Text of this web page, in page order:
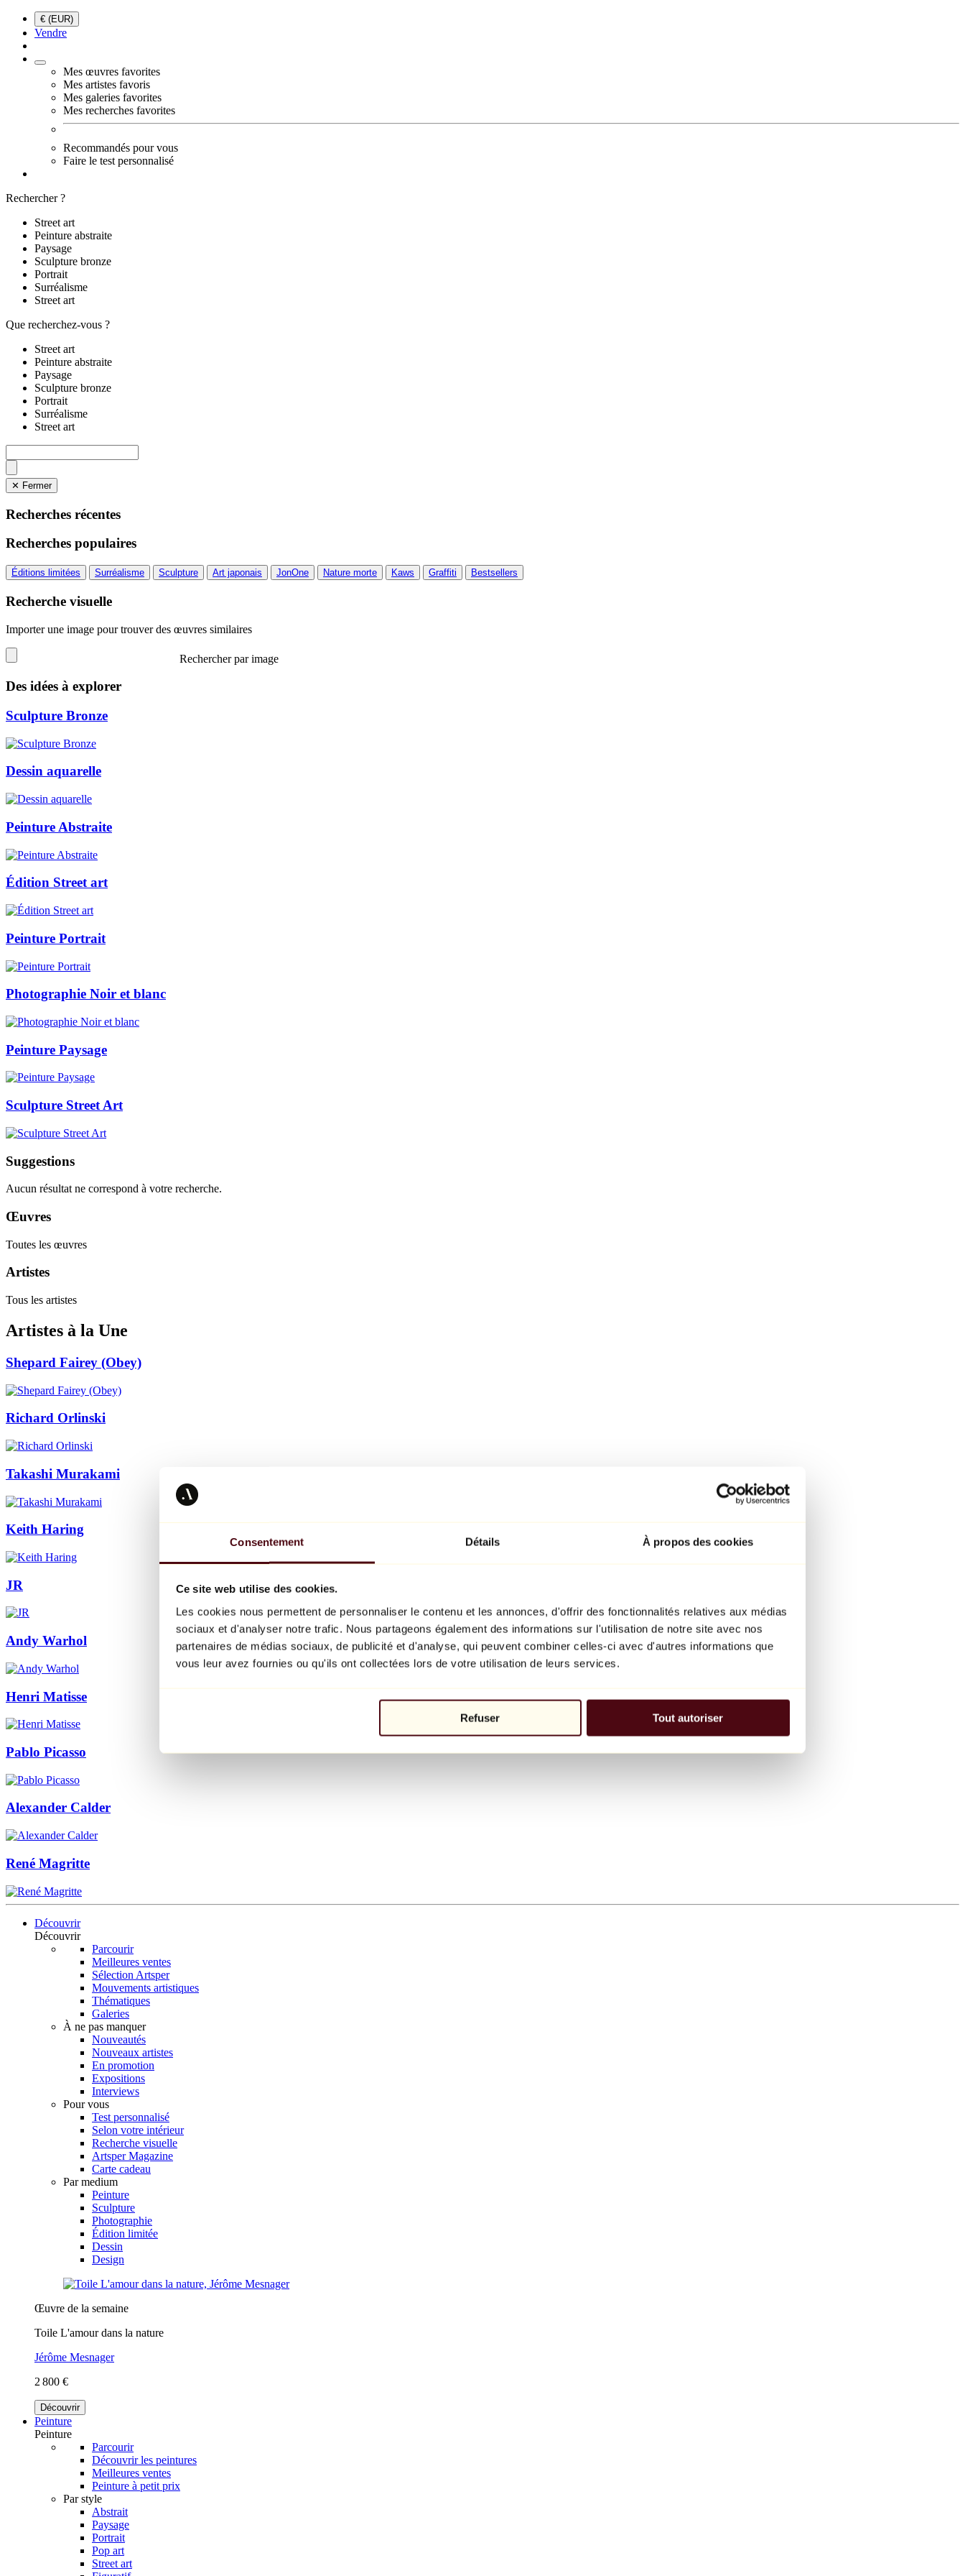
Consentement Détails À propos des cookies
Ce site web utilise des cookies.
Les cookies nous permettent de personnaliser le contenu et les annonces, d'offrir des fonctionnalités relatives aux médias
sociaux et d'analyser notre trafic. Nous partageons également des informations sur l'utilisation de notre site avec nos
partenaires de médias sociaux, de publicité et d'analyse, qui peuvent combiner celles-ci avec d'autres informations que
vous leur avez fournies ou qu'ils ont collectées lors de votre utilisation de leurs services.
Refuser Tout autoriser
€ (EUR)
Vendre
Mes œuvres favorites
Mes artistes favoris
Mes galeries favorites
Mes recherches favorites
Recommandés pour vous
Faire le test personnalisé
Rechercher ?
Street art
Peinture abstraite
Paysage
Sculpture bronze
Portrait
Surréalisme
Street art
Que recherchez-vous ?
Street art
Peinture abstraite
Paysage
Sculpture bronze
Portrait
Surréalisme
Street art
✕ Fermer
Recherches récentes
Recherches populaires
Éditions limitées Surréalisme Sculpture Art japonais JonOne Nature morte Kaws Graffiti Bestsellers
Recherche visuelle
Importer une image pour trouver des œuvres similaires
Rechercher par image
Des idées à explorer
Sculpture Bronze
Dessin aquarelle
Peinture Abstraite
Édition Street art
Peinture Portrait
Photographie Noir et blanc
Peinture Paysage
Sculpture Street Art
Suggestions
Aucun résultat ne correspond à votre recherche.
Œuvres
Toutes les œuvres
Artistes
Tous les artistes
Artistes à la Une
Shepard Fairey (Obey)
Richard Orlinski
Takashi Murakami
Keith Haring
JR
Andy Warhol
Henri Matisse
Pablo Picasso
Alexander Calder
René Magritte
Découvrir
Découvrir
Parcourir
Meilleures ventes
Sélection Artsper
Mouvements artistiques
Thématiques
Galeries
À ne pas manquer
Nouveautés
Nouveaux artistes
En promotion
Expositions
Interviews
Pour vous
Test personnalisé
Selon votre intérieur
Recherche visuelle
Artsper Magazine
Carte cadeau
Par medium
Peinture
Sculpture
Photographie
Édition limitée
Dessin
Design
Œuvre de la semaine
Toile L'amour dans la nature
Jérôme Mesnager
2 800 €
Découvrir
Peinture
Peinture
Parcourir
Découvrir les peintures
Meilleures ventes
Peinture à petit prix
Par style
Abstrait
Paysage
Portrait
Pop art
Street art